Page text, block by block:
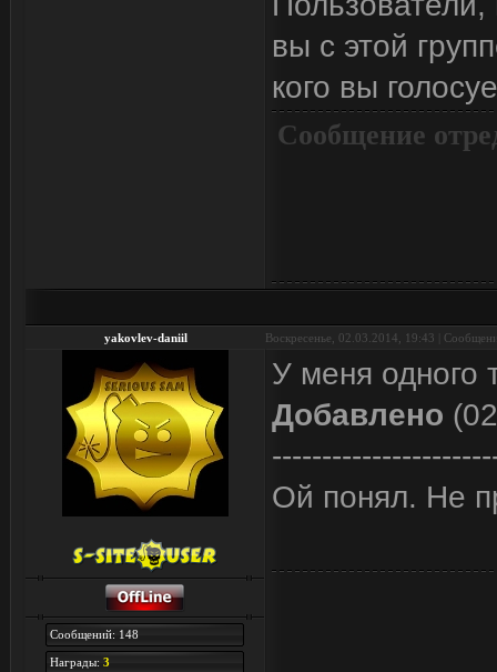
вы с этой
кого вы
Сообщение
yakovlev-daniil Воскресенье, 02.03.2014, 19:43 |
Сообщений: 148
Награды: 3
У меня одного
Добавлено
Ой понял. Не